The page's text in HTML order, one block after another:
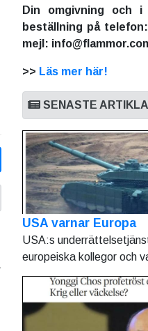
Din omgivning och
beställning på
mejl:
>> Läs mer här!
SENASTE
USA varnar Europa
USA:s
europeiska kollegor och